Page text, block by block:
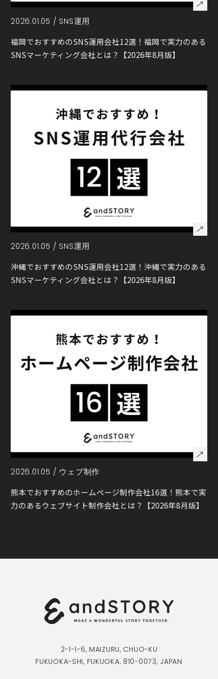
2026.01.05 / SNS運用
福岡でおすすめのSNS運用会社12選！福岡で実力のある
SNSマーケティング会社とは？【2026年8月版】
2026.01.05 / SNS運用
沖縄でおすすめのSNS運用会社12選！沖縄で実力のある
SNSマーケティング会社とは？【2026年8月版】
2026.01.05 / ウェブ制作
熊本でおすすめのホームページ制作会社16選！熊本で実
力のあるウェブサイト制作会社とは？【2026年8月版】
2-1-1-6, MAIZURU, CHUO-KU
FUKUOKA-SHI, FUKUOKA, 810-0073, JAPAN